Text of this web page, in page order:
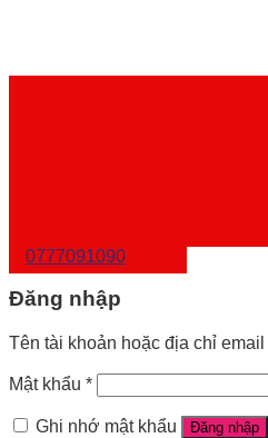
0777091090
Đăng nhập
Tên tài khoản hoặc địa chỉ email
Mật khẩu *
Ghi nhớ mật khẩu Đăng nhập